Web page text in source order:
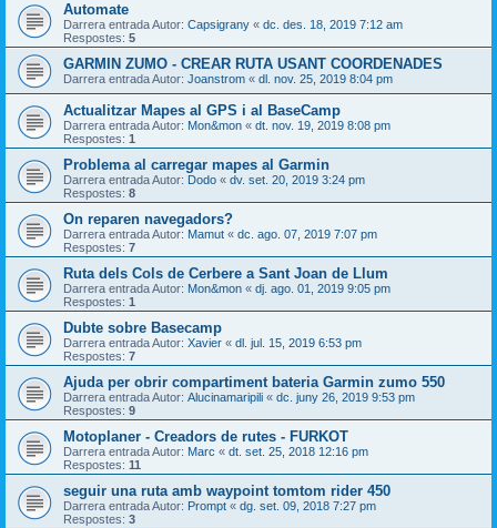
Automate
Darrera entrada Autor: Capsigrany « dc. des. 18, 2019 7:12 am
Respostes: 5
GARMIN ZUMO - CREAR RUTA USANT COORDENADES
Darrera entrada Autor: Joanstrom « dl. nov. 25, 2019 8:04 pm
Actualitzar Mapes al GPS i al BaseCamp
Darrera entrada Autor: Mon&mon « dt. nov. 19, 2019 8:08 pm
Respostes: 1
Problema al carregar mapes al Garmin
Darrera entrada Autor: Dodo « dv. set. 20, 2019 3:24 pm
Respostes: 8
On reparen navegadors?
Darrera entrada Autor: Mamut « dc. ago. 07, 2019 7:07 pm
Respostes: 7
Ruta dels Cols de Cerbere a Sant Joan de Llum
Darrera entrada Autor: Mon&mon « dj. ago. 01, 2019 9:05 pm
Respostes: 1
Dubte sobre Basecamp
Darrera entrada Autor: Xavier « dl. jul. 15, 2019 6:53 pm
Respostes: 7
Ajuda per obrir compartiment bateria Garmin zumo 550
Darrera entrada Autor: Alucinamaripili « dc. juny 26, 2019 9:53 pm
Respostes: 9
Motoplaner - Creadors de rutes - FURKOT
Darrera entrada Autor: Marc « dt. set. 25, 2018 12:16 pm
Respostes: 11
seguir una ruta amb waypoint tomtom rider 450
Darrera entrada Autor: Prompt « dg. set. 09, 2018 7:27 pm
Respostes: 3